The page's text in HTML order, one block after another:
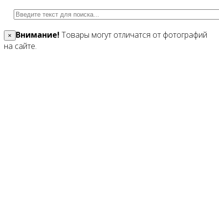
× Внимание! Товары могут отличатся от фотографий
на сайте.